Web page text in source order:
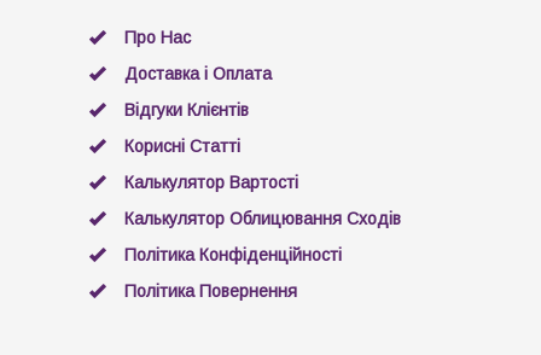
Про Нас
Доставка і Оплата
Відгуки Клієнтів
Корисні Статті
Калькулятор Вартості
Калькулятор Облицювання Сходів
Політика Конфіденційності
Політика Повернення